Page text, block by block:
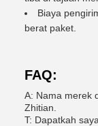
Biaya
berat paket.
FAQ:
A: Nama merek
Zhitian.
T: Dapatkah